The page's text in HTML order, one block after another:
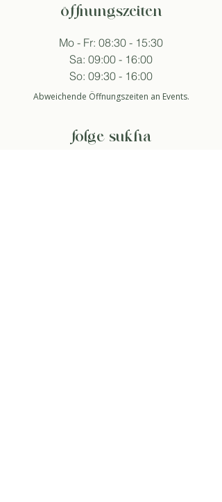
öffnungszeiten
Mo - Fr: 08:30 - 15:30
Sa: 09:00 - 16:00
So: 09:30 - 16:00
Abweichende Öffnungszeiten an Events.
folge sukha